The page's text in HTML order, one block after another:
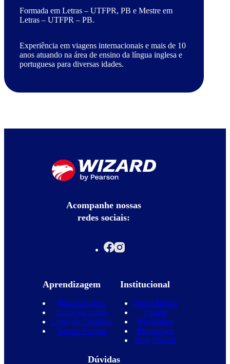
Formada em Letras – UTFPR, PB e Mestre em
Letras – UTFPR – PB.
Experiência em viagens internacionais e mais de 10
anos atuando na área de ensino da língua inglesa e
portuguesa para diversas idades.
Acompanhe nossas
redes sociais:
Aprendizagem
Nossos Cursos
Curso de Inglês
Curso de Espanhol
Nossas Escolas
Institucional
Quem Somos
Equipe
Novidades
Promoções
Blog Wizard
Dúvidas